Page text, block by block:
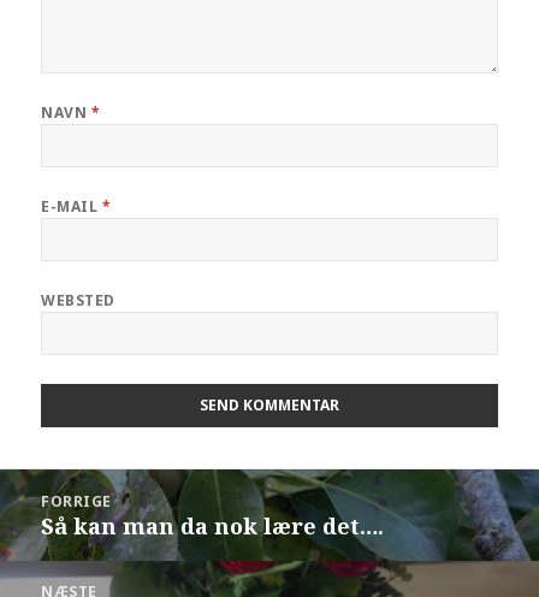
NAVN *
E-MAIL *
WEBSTED
FORRIGE
Så kan man da nok lære det….
NÆSTE